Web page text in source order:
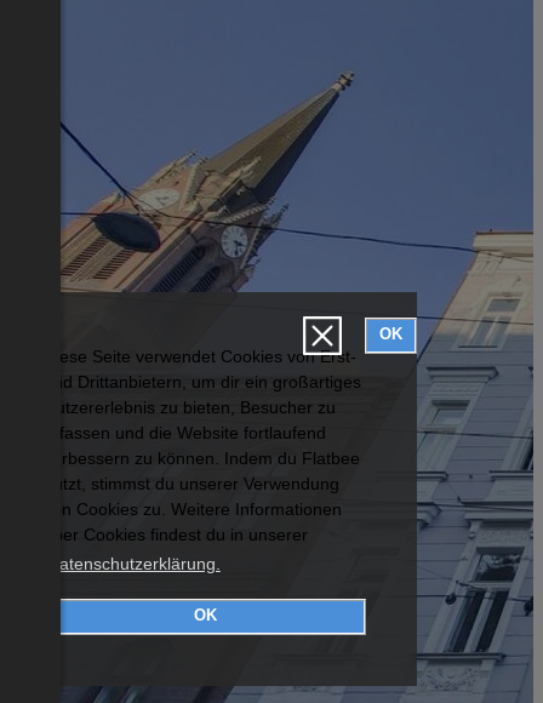
Diese Seite verwendet Cookies von Erst-
und Drittanbietern, um dir ein großartiges
Nutzererlebnis zu bieten, Besucher zu
erfassen und die Website fortlaufend
verbessern zu können. Indem du Flatbee
nutzt, stimmst du unserer Verwendung
von Cookies zu. Weitere Informationen
über Cookies findest du in unserer
Datenschutzerklärung.
OK
OK